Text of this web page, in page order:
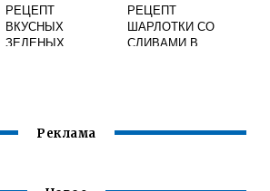
РЕЦЕПТ
ВКУСНЫХ
ЗЕЛЕНЫХ
РЕЦЕПТ
ШАРЛОТКИ СО
СЛИВАМИ В
Реклама